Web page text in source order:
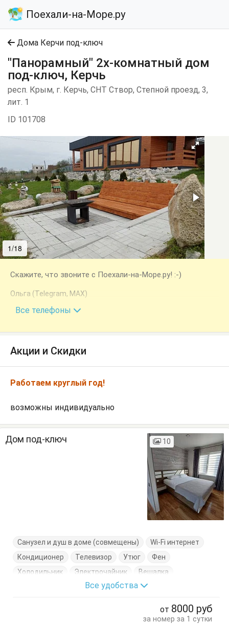
Поехали-на-Море.ру
Дома Керчи под-ключ
"Панорамный" 2х-комнатный дом
под-ключ, Керчь
респ. Крым, г. Керчь, СНТ Створ, Степной проезд, 3,
лит. 1
ID 101708
1/18
Скажите, что звоните с Поехали-на-Море.ру! :-)
Ольга (Telegram, MAX)
+7 (978) 815-69-33
Все телефоны
Акции и Скидки
Работаем круглый год!
возможны индивидуально
Дом под-ключ 10
Санузел и душ в доме (совмещены)
Wi-Fi интернет
Кондиционер
Телевизор Утюг
Фен
Холодильник
Электрочайник
Вешалка
Кровати двуспальные
Шкаф
Все удобства
от 8000 руб
за номер за 1 сутки